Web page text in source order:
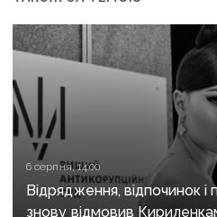
6 серпня, 14:00
Відрядження, відпочинок і
знову відмовив